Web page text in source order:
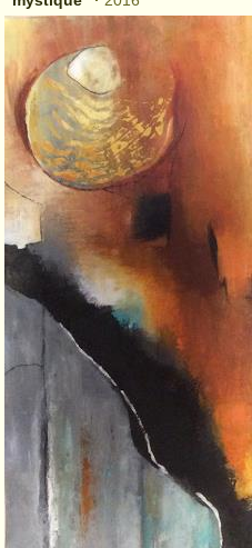
Fokus-Werke
Neue Werke – Auswahl
Alle neuen Werke